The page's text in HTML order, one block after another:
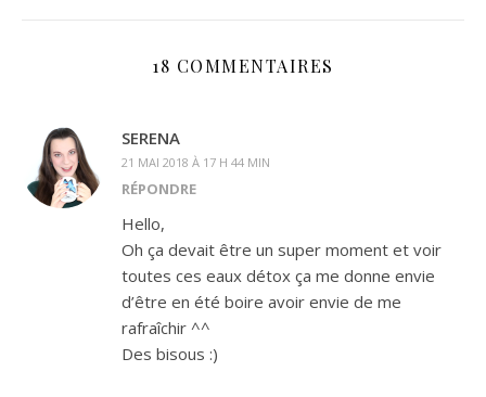
18 COMMENTAIRES
SERENA
21 MAI 2018 À 17 H 44 MIN
RÉPONDRE
Hello,
Oh ça devait être un super moment et voir
toutes ces eaux détox ça me donne envie
d’être en été boire avoir envie de me
rafraîchir ^^
Des bisous :)